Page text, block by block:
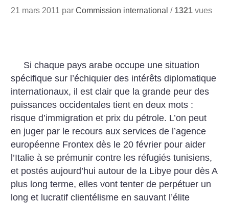
21 mars 2011 parCommission international / 1321 vues
Si chaque pays arabe occupe une situation
spécifique sur l’échiquier des intérêts diplomatique
internationaux, il est clair que la grande peur des
puissances occidentales tient en deux mots :
risque d’immigration et prix du pétrole. L’on peut
en juger par le recours aux services de l’agence
européenne Frontex dès le 20 février pour aider
l’Italie à se prémunir contre les réfugiés tunisiens,
et postés aujourd’hui autour de la Libye pour dès A
plus long terme, elles vont tenter de perpétuer un
long et lucratif clientélisme en sauvant l’élite